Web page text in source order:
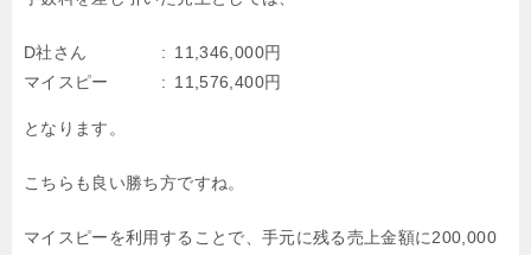
D社さん
11,346,000円
マイスピー
11,576,400円
となります。
こちらも良い勝ち方ですね。
マイスピーを利用することで、手元に残る売上金額に200,000